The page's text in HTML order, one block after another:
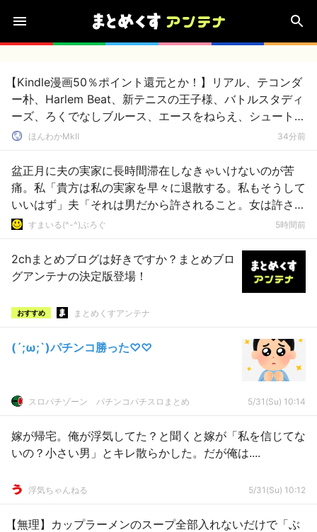
【Kindle漫画50％ポイント還元とか！】リアル、テコンダ
ー朴、Harlem Beat、新テニスの王子様、バトルスタディ
ーズ、ろくでなしブルース、エースをねらえ、シュート！
他、Dreamsは激安！
ほんわかMkⅡ 34分前
盆正月に夫の実家に長時間滞在しなきゃいけないのが苦
痛。私「貴方は私の実家を早々に退散する。私もそうして
いいはず」夫「それは男だから許されること。女は許され
ない」すまいる(^-^)ぶろぐ 5時間前
2chまとめブログは好きですか？まとめブロ
グアンテナの決定版登場！
おすすめ まとめくすアンテナ
(´;ω;`)パチンコ勝った♡♡
スロパチゾーン パチンコパチスロまとめ 5/31(Su) 10:14
嫁が帰宅。俺が浮気してた？と聞くと嫁が「私を信じてな
いの？小さい男」とキレ散らかした。だが俺は....
浮気ちゃんねる 5/31(Su) 10:12
【無理】カップラーメンのスープ全部入れないだけで「ぶ